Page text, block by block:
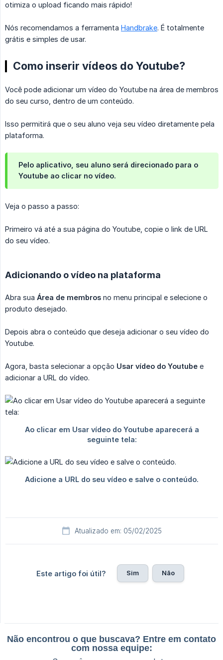
otimiza o upload ficando mais rápido!
Nós recomendamos a ferramenta Handbrake. É totalmente
grátis e simples de usar.
Como inserir vídeos do Youtube?
Você pode adicionar um vídeo do Youtube na área de membros
do seu curso, dentro de um conteúdo.
Isso permitirá que o seu aluno veja seu vídeo diretamente pela
plataforma.
Pelo aplicativo, seu aluno será direcionado para o
Youtube ao clicar no vídeo.
Veja o passo a passo:
Primeiro vá até a sua página do Youtube, copie o link de URL
do seu vídeo.
Adicionando o vídeo na plataforma
Abra sua Área de membros no menu principal e selecione o
produto desejado.
Depois abra o conteúdo que deseja adicionar o seu vídeo do
Youtube.
Agora, basta selecionar a opção Usar vídeo do Youtube e
adicionar a URL do vídeo.
Atualizado em: 05/02/2025
Este artigo foi útil? Sim Não
Não encontrou o que buscava? Entre em contato
com nossa equipe: